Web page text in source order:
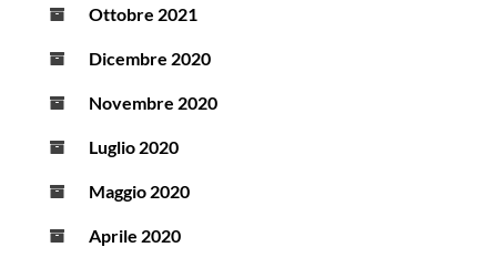
Ottobre 2021
Dicembre 2020
Novembre 2020
Luglio 2020
Maggio 2020
Aprile 2020